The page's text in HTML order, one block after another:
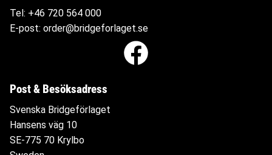
Tel: +46 720 564 000
E-post: order@bridgeforlaget.se
Post & Besöksadress
Svenska Bridgeförlaget
Hansens väg 10
SE-775 70 Krylbo